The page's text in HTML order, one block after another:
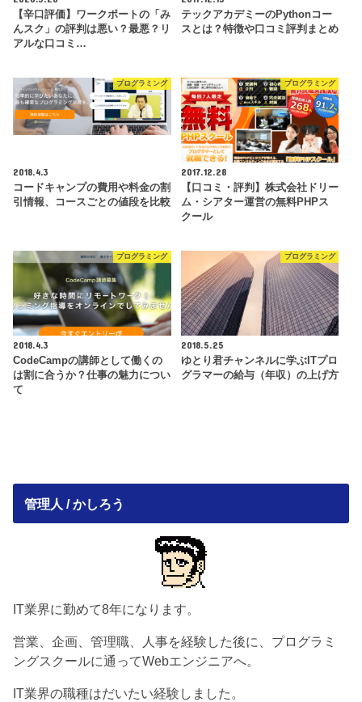
【辛口評価】ワークポートの「み
んスク」の評判は悪い？最悪？リ
アルな口コミ…
テックアカデミーのPythonコー
スとは？特徴や口コミ評判まとめ
プログラミング
2018.4.3
コードキャンプの費用や料金の割
引情報、コースごとの値段を比較
プログラミング
2017.12.28
【口コミ・評判】株式会社ドリー
ム・シアター運営の無料PHPス
クール
プログラミング
2018.4.3
CodeCampの講師として働くの
は割に合うか？仕事の魅力につい
て
プログラミング
2018.5.25
ゆとり君チャンネルに学ぶITプロ
グラマーの給与（年収）の上げ方
管理人 / かしろう
IT業界に勤めて8年になります。
営業、企画、管理職、人事を経験した後に、プログラミ
ングスクールに通ってWebエンジニアへ。
IT業界の職種はだいたい経験しました。